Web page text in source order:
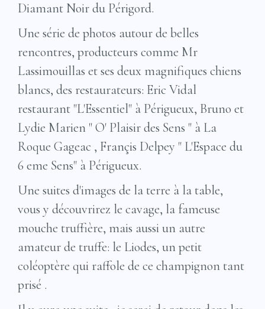
Diamant Noir du Périgord.
Une série de photos autour de belles
rencontres, producteurs comme Mr
Lassimouillas et ses deux magnifiques chiens
blancs, des restaurateurs: Eric Vidal
restaurant "L'Essentiel" à Périgueux, Bruno et
Lydie Marien " O' Plaisir des Sens " à La
Roque Gageac , Françis Delpey " L'Espace du
6 eme Sens" à Périgueux.
Une suites d'images de la terre à la table,
vous y découvrirez le cavage, la fameuse
mouche truffière, mais aussi un autre
amateur de truffe: le Liodes, un petit
coléoptère qui raffole de ce champignon tant
prisé .